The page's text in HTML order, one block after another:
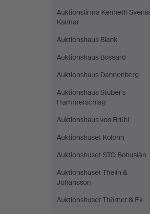
Auktionsfirma Kenneth
Kalmar
Auktionshaus Blank
Auktionshaus Bossard
Auktionshaus Dannenberg
Auktionshaus Stuber's
Hammerschlag
Auktionshaus von Brühl
Auktionshuset Kolonn
Auktionshuset STO Bohuslän
Auktionshuset Thelin &
Johansson
Auktionshuset Thörner & Ek